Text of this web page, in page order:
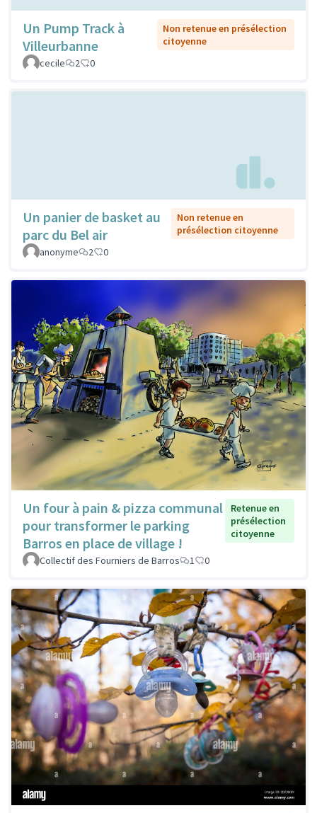
Un Pump Track à
Villeurbanne
Non retenue en présélection
citoyenne
cecile
2 0
Un panier de basket au
parc du Bel air
Non retenue en
présélection citoyenne
anonyme
2 0
Un four à pain & pizza communal
pour transformer le parking
Barros en place de village !
Retenue en
présélection
citoyenne
Collectif des Fourniers de Barros 1 0